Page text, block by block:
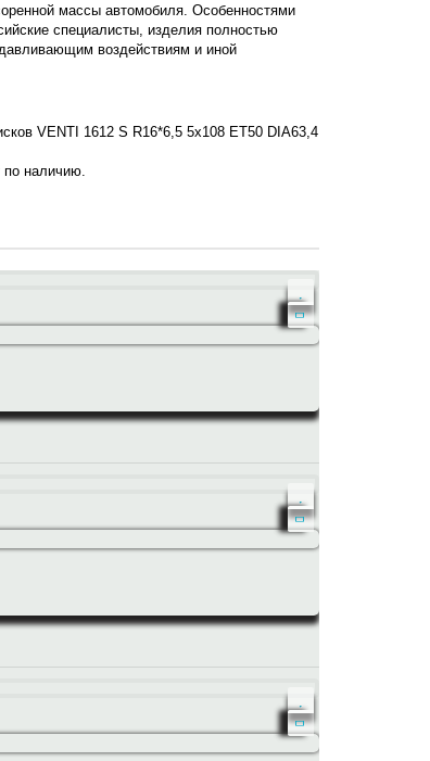
массы автомобиля. Особенностями
специалисты, изделия полностью
воздействиям и иной
VENTI 1612 S R16*6,5 5x108 ET50 DIA63,4
по наличию.